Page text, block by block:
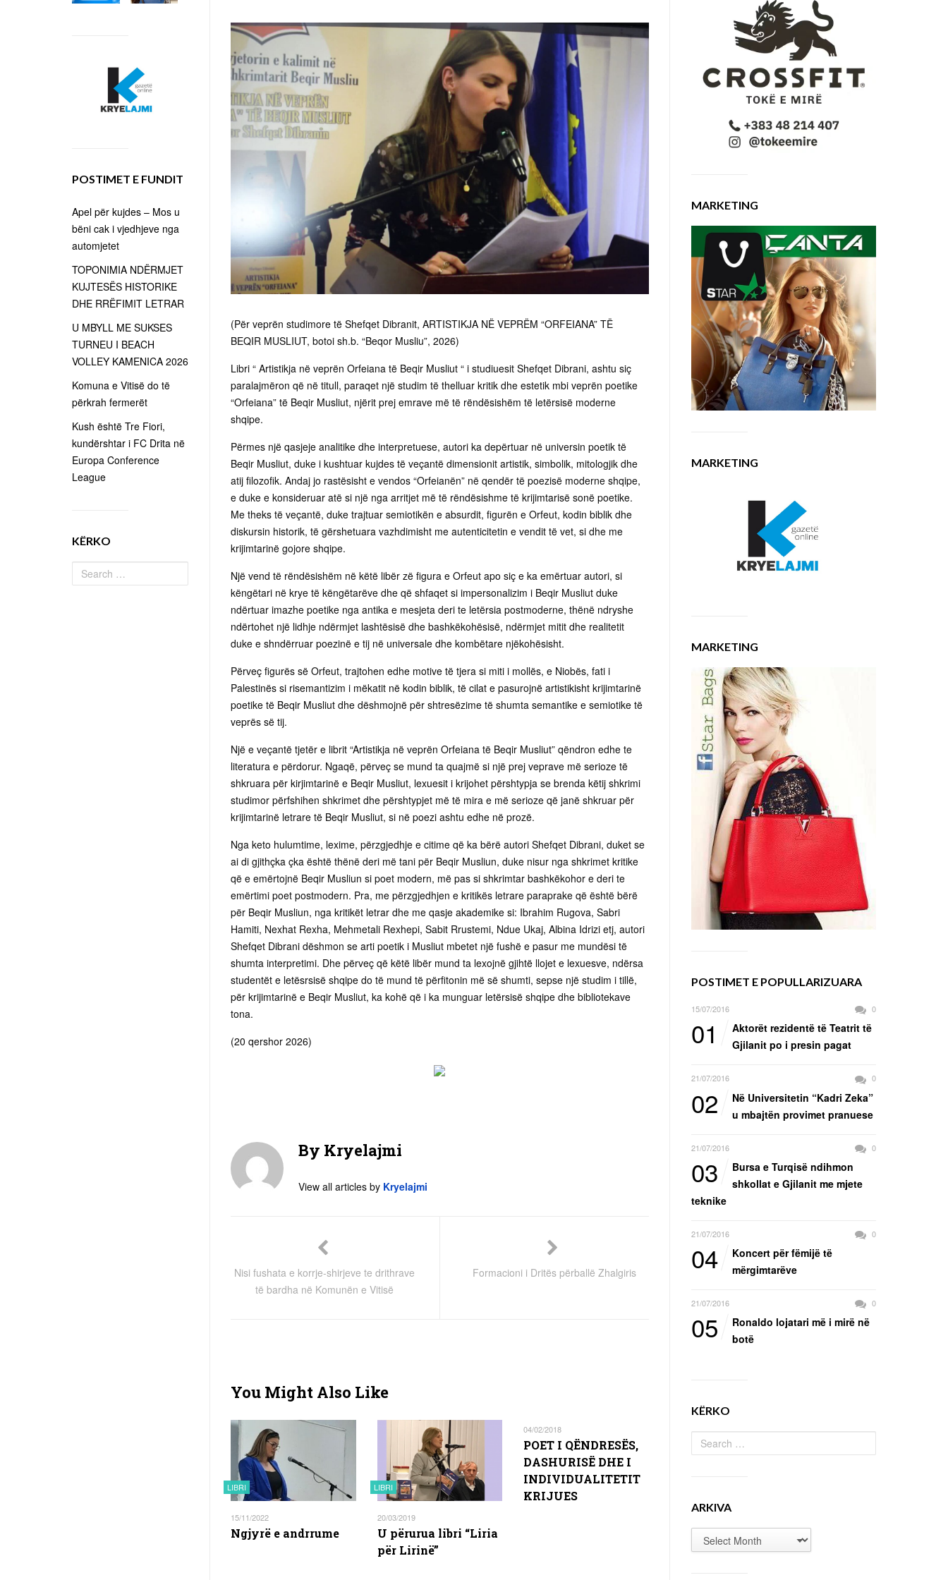
(Për veprën studimore të Shefqet Dibranit, ARTISTIKJA NË VEPRËM “ORFEIANA” TË
BEQIR MUSLIUT, botoi sh.b. “Beqor Musliu”, 2026)
Libri “ Artistikja në veprën Orfeiana të Beqir Musliut “ i studiuesit Shefqet Dibrani, ashtu siç
paralajmëron që në titull, paraqet një studim të thelluar kritik dhe estetik mbi veprën poetike
“Orfeiana” të Beqir Musliut, njërit prej emrave më të rëndësishëm të letërsisë moderne
shqipe.
Përmes një qasjeje analitike dhe interpretuese, autori ka depërtuar në universin poetik të
Beqir Musliut, duke i kushtuar kujdes të veçantë dimensionit artistik, simbolik, mitologjik dhe
atij filozofik. Andaj jo rastësisht e vendos “Orfeianën” në qendër të poezisë moderne shqipe,
e duke e konsideruar atë si një nga arritjet më të rëndësishme të krijimtarisë sonë poetike.
Me theks të veçantë, duke trajtuar semiotikën e absurdit, figurën e Orfeut, kodin biblik dhe
diskursin historik, të gërshetuara vazhdimisht me autenticitetin e vendit të vet, si dhe me
krijimtarinë gojore shqipe.
Një vend të rëndësishëm në këtë libër zë figura e Orfeut apo siç e ka emërtuar autori, si
këngëtari në krye të këngëtarëve dhe që shfaqet si impersonalizim i Beqir Musliut duke
ndërtuar imazhe poetike nga antika e mesjeta deri te letërsia postmoderne, thënë ndryshe
ndërtohet një lidhje ndërmjet lashtësisë dhe bashkëkohësisë, ndërmjet mitit dhe realitetit
duke e shndërruar poezinë e tij në universale dhe kombëtare njëkohësisht.
Përveç figurës së Orfeut, trajtohen edhe motive të tjera si miti i mollës, e Niobës, fati i
Palestinës si risemantizim i mëkatit në kodin biblik, të cilat e pasurojnë artistikisht krijimtarinë
poetike të Beqir Musliut dhe dëshmojnë për shtresëzime të shumta semantike e semiotike të
veprës së tij.
Një e veçantë tjetër e librit “Artistikja në veprën Orfeiana të Beqir Musliut” qëndron edhe te
literatura e përdorur. Ngaqë, përveç se mund ta quajmë si një prej veprave më serioze të
shkruara për kirjimtarinë e Beqir Musliut, lexuesit i krijohet përshtypja se brenda këtij shkrimi
studimor përfshihen shkrimet dhe përshtypjet më të mira e më serioze që janë shkruar për
krijimtarinë letrare të Beqir Musliut, si në poezi ashtu edhe në prozë.
Nga keto hulumtime, lexime, përzgjedhje e citime që ka bërë autori Shefqet Dibrani, duket se
ai di gjithçka çka është thënë deri më tani për Beqir Musliun, duke nisur nga shkrimet kritike
që e emërtojnë Beqir Musliun si poet modern, më pas si shkrimtar bashkëkohor e deri te
emërtimi poet postmodern. Pra, me përzgjedhjen e kritikës letrare paraprake që është bërë
për Beqir Musliun, nga kritikët letrar dhe me qasje akademike si: Ibrahim Rugova, Sabri
Hamiti, Nexhat Rexha, Mehmetali Rexhepi, Sabit Rrustemi, Ndue Ukaj, Albina Idrizi etj, autori
Shefqet Dibrani dëshmon se arti poetik i Musliut mbetet një fushë e pasur me mundësi të
shumta interpretimi. Dhe përveç që këtë libër mund ta lexojnë gjihtë llojet e lexuesve, ndërsa
studentët e letësrsisë shqipe do të mund të përfitonin më së shumti, sepse një studim i tillë,
për krijimtarinë e Beqir Musliut, ka kohë që i ka munguar letërsisë shqipe dhe bibliotekave
tona.
(20 qershor 2026)
By Kryelajmi
View all articles by Kryelajmi
Nisi fushata e korrje-shirjeve te drithrave
të bardha në Komunën e Vitisë
Formacioni i Dritës përballë Zhalgiris
You Might Also Like
LIBRI
15/11/2022
Ngjyrë e andrrume
LIBRI
20/03/2019
U përurua libri “Liria
për Lirinë”
04/02/2018
POET I QËNDRESËS,
DASHURISË DHE I
INDIVIDUALITETIT
KRIJUES
MARKETING
MARKETING
MARKETING
POSTIMET E POPULLARIZUARA
15/07/2016 0
01
Aktorët rezidentë të Teatrit të
Gjilanit po i presin pagat
21/07/2016 0
02
Në Universitetin “Kadri Zeka”
u mbajtën provimet pranuese
21/07/2016 0
03
Bursa e Turqisë ndihmon
shkollat e Gjilanit me mjete
teknike
21/07/2016 0
04
Koncert për fëmijë të
mërgimtarëve
21/07/2016 0
05
Ronaldo lojatari më i mirë në
botë
KËRKO
ARKIVA
POSTIMET E FUNDIT
Apel për kujdes – Mos u
bëni cak i vjedhjeve nga
automjetet
TOPONIMIA NDËRMJET
KUJTESËS HISTORIKE
DHE RRËFIMIT LETRAR
U MBYLL ME SUKSES
TURNEU I BEACH
VOLLEY KAMENICA 2026
Komuna e Vitisë do të
përkrah fermerët
Kush është Tre Fiori,
kundërshtar i FC Drita në
Europa Conference
League
KËRKO